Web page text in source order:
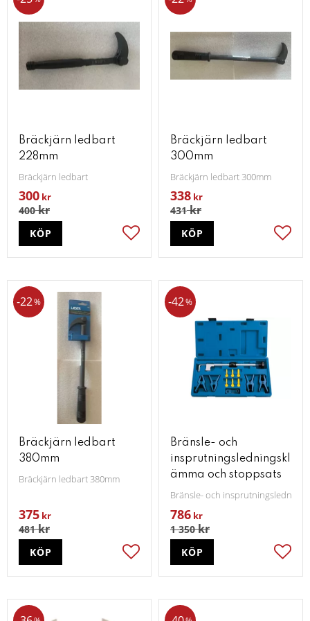
Bräckjärn ledbart
228mm
Bräckjärn ledbart
300 kr
400kr
Lägg till i favoriter
KÖP
Bräckjärn ledbart
300mm
Bräckjärn ledbart 300mm
338 kr
431kr
KÖP
Bräckjärn ledbart
380mm
Bräckjärn ledbart 380mm
375 kr
481kr
22%
Lägg till i favoriter
KÖP
Bränsle- och
insprutningsledningskl
ämma och stoppsats
Bränsle- och
786 kr
1 350kr
42%
KÖP